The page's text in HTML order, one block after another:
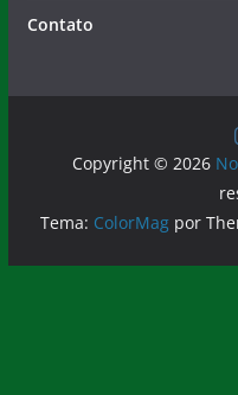
Contato
Copyright © 2026
Tema: ColorMagpor